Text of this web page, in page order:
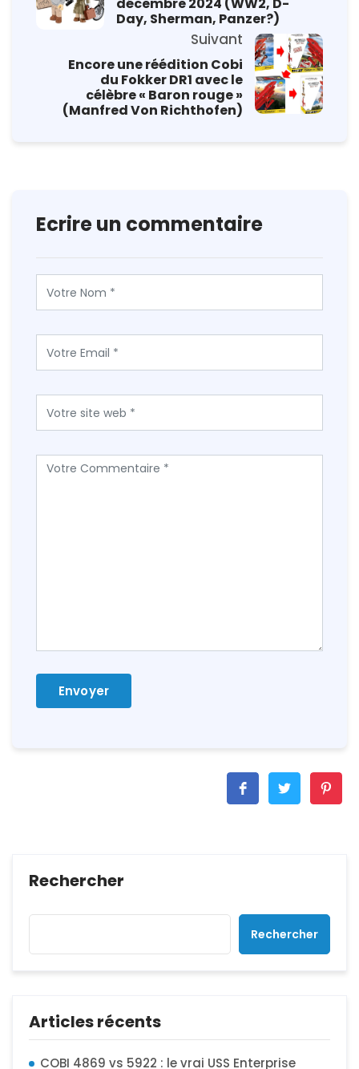
Day, Sherman, Panzer?)
Suivant
Encore une réédition Cobi
du Fokker DR1 avec le
célèbre « Baron rouge »
(Manfred Von Richthofen)
Ecrire un commentaire
Rechercher
Rechercher
Articles récents
COBI 4869 vs 5922 : le vrai USS Enterprise